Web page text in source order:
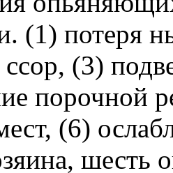
(1) потеря
(3)
порочной
(6)
шесть